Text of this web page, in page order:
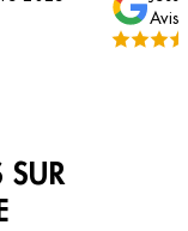
Avis